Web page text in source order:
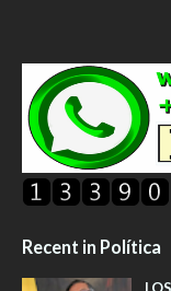
Recent in Política